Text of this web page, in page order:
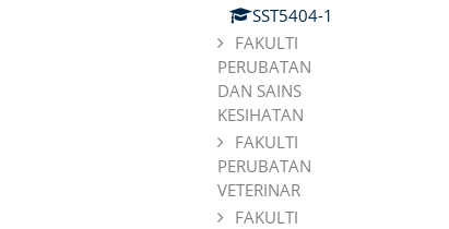
SST5404-1
FAKULTI
PERUBATAN
DAN SAINS
KESIHATAN
FAKULTI
PERUBATAN
VETERINAR
FAKULTI